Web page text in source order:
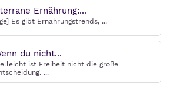
Ernährung:...
Es gibt Ernährungstrends, ...
du nicht...
ist Freiheit nicht die große
...